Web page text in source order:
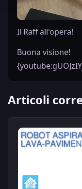
Il Raff all'opera!
Buona visione!
Articoli